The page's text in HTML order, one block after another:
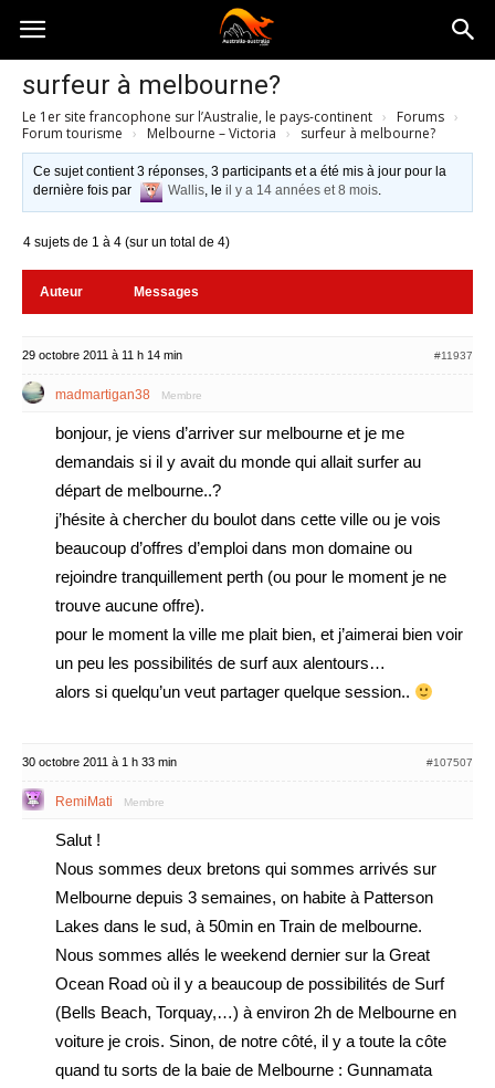
Australia-
australie.com
surfeur à melbourne?
Le 1er site francophone sur l’Australie, le pays-continent › Forums ›
Forum tourisme › Melbourne – Victoria › surfeur à melbourne?
Ce sujet contient 3 réponses, 3 participants et a été mis à jour pour la
dernière fois par
Wallis, leil y a 14 années et 8 mois.
4 sujets de 1 à 4 (sur un total de 4)
Auteur Messages
29 octobre 2011 à 11 h 14 min #11937
madmartigan38 Membre
bonjour, je viens d’arriver sur melbourne et je me
demandais si il y avait du monde qui allait surfer au
départ de melbourne..?
j’hésite à chercher du boulot dans cette ville ou je vois
beaucoup d’offres d’emploi dans mon domaine ou
rejoindre tranquillement perth (ou pour le moment je ne
trouve aucune offre).
pour le moment la ville me plait bien, et j’aimerai bien voir
un peu les possibilités de surf aux alentours…
alors si quelqu’un veut partager quelque session..
30 octobre 2011 à 1 h 33 min #107507
RemiMati Membre
Salut !
Nous sommes deux bretons qui sommes arrivés sur
Melbourne depuis 3 semaines, on habite à Patterson
Lakes dans le sud, à 50min en Train de melbourne.
Nous sommes allés le weekend dernier sur la Great
Ocean Road où il y a beaucoup de possibilités de Surf
(Bells Beach, Torquay,…) à environ 2h de Melbourne en
voiture je crois. Sinon, de notre côté, il y a toute la côte
quand tu sorts de la baie de Melbourne : Gunnamata